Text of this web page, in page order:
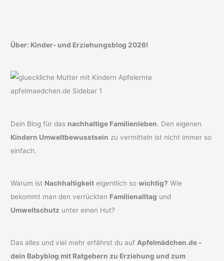
Über: Kinder- und Erziehungsblog 2026!
Dein Blog für das nachhaltige Familienleben. Den eigenen
Kindern Umweltbewusstsein zu vermitteln ist nicht immer so
einfach.
Warum ist Nachhaltigkeit eigentlich sowichtig? Wie
bekommt man den verrückten Familienalltag und
Umweltschutz unter einen Hut?
Das alles und viel mehr erfährst du aufApfelmädchen.de -
dein Babyblog mit Ratgebern zu Erziehung und zum